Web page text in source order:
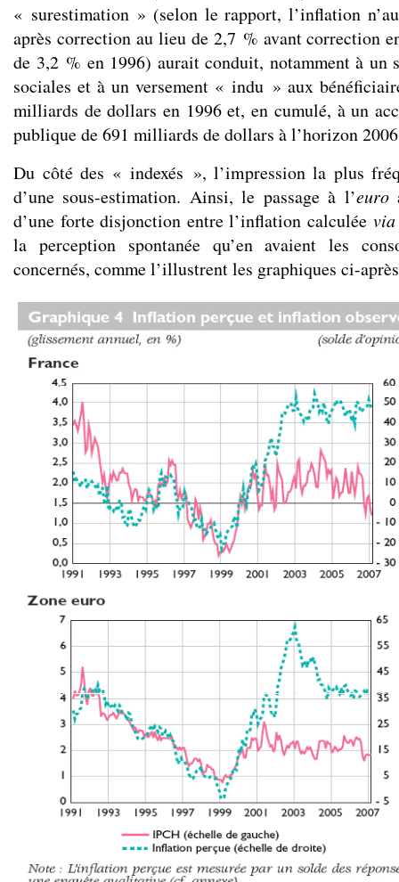
« surestimation » (selon le rapport, l’inflation
après correction au lieu de 2,7 % avant correction
de 3,2 % en 1996) aurait conduit, notamment à un
sociales et à un versement « indu » aux
milliards de dollars en 1996 et, en cumulé, à un
publique de 691 milliards de dollars à l’horizon
Du côté des « indexés », l’impression la plus
d’une sous-estimation. Ainsi, le passage à l’euro
d’une forte disjonction entre l’inflation calculée via
la perception spontanée qu’en avaient les
concernés, comme l’illustrent les graphiques ci-